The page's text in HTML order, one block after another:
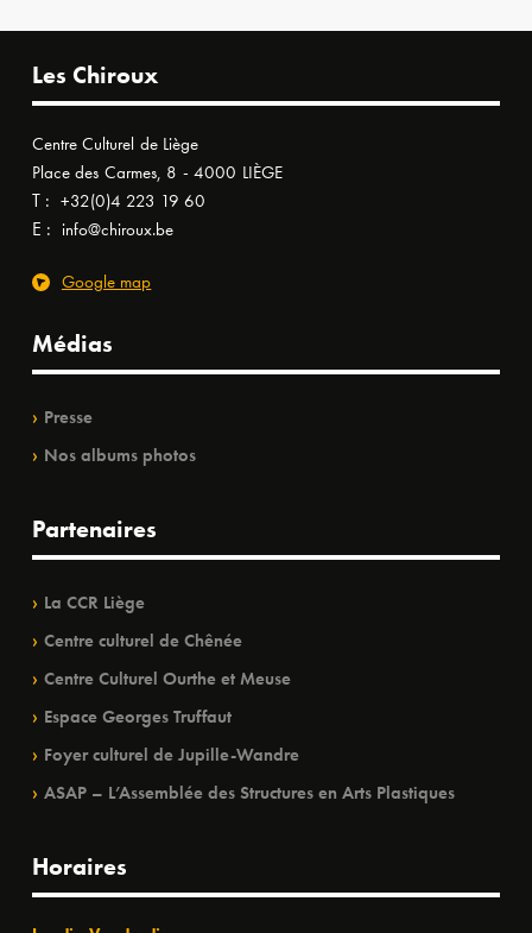
Les Chiroux
Centre Culturel de Liège
Place des Carmes, 8 - 4000 LIÈGE
T : +32(0)4 223 19 60
E : info@chiroux.be
Google map
Médias
Presse
Nos albums photos
Partenaires
La CCR Liège
Centre culturel de Chênée
Centre Culturel Ourthe et Meuse
Espace Georges Truffaut
Foyer culturel de Jupille-Wandre
ASAP – L’Assemblée des Structures en Arts Plastiques
Horaires